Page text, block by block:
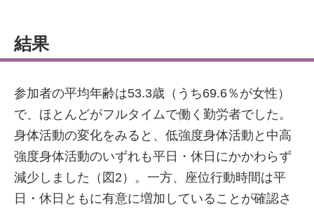
結果
参加者の平均年齢は53.3歳（うち69.6％が女性）
で、ほとんどがフルタイムで働く勤労者でした。
身体活動の変化をみると、低強度身体活動と中高
強度身体活動のいずれも平日・休日にかかわらず
減少しました（図2）。一方、座位行動時間は平
日・休日ともに有意に増加していることが確認さ